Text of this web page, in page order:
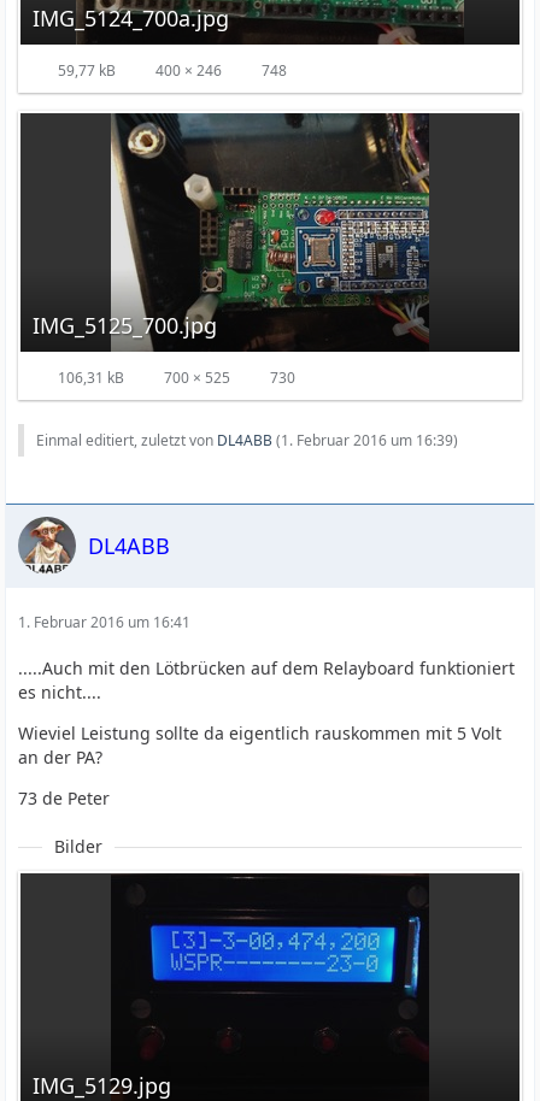
IMG_5124_700a.jpg
59,77 kB 400 × 246 748
IMG_5125_700.jpg
106,31 kB 700 × 525 730
Einmal editiert, zuletzt von DL4ABB(1. Februar 2016 um 16:39)
DL4ABB
1. Februar 2016 um 16:41
.....Auch mit den Lötbrücken auf dem Relayboard funktioniert
es nicht....
Wieviel Leistung sollte da eigentlich rauskommen mit 5 Volt
an der PA?
73 de Peter
Bilder
IMG_5129.jpg